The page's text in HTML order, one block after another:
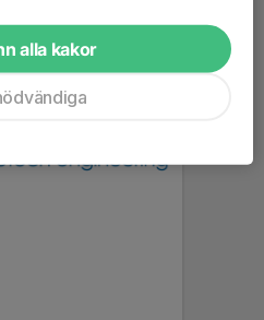
alla kakor